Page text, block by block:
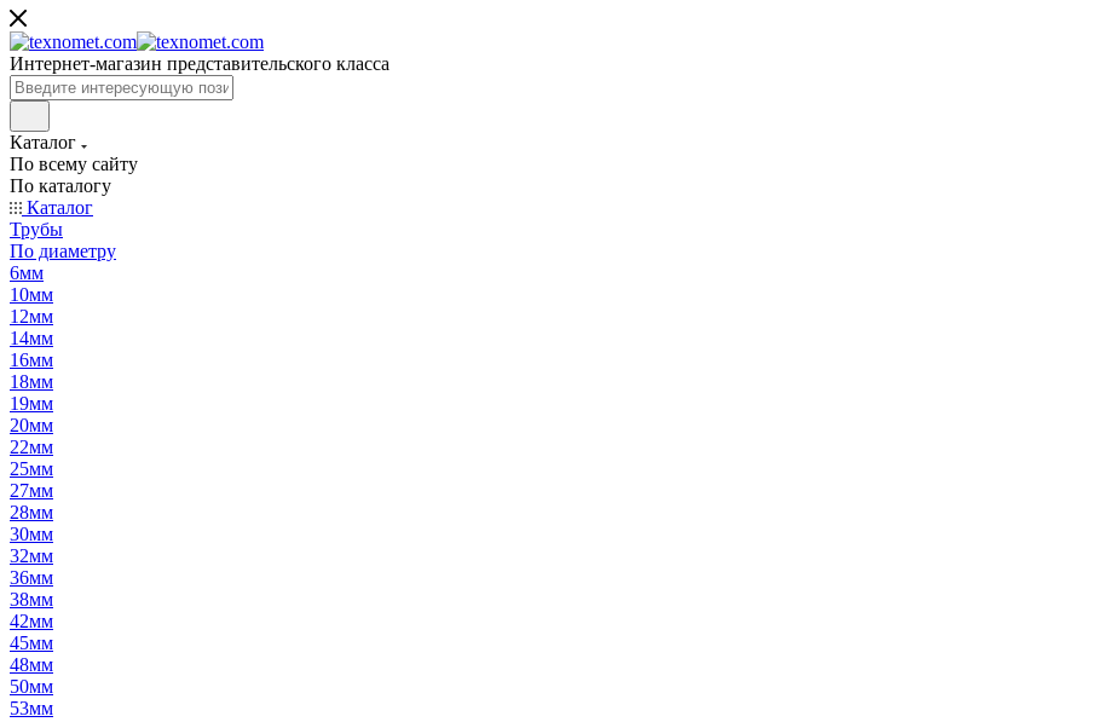
Интернет-магазин представительского класса
Каталог
По всему сайту
По каталогу
Каталог
Трубы
По диаметру
6мм
10мм
12мм
14мм
16мм
18мм
19мм
20мм
22мм
25мм
27мм
28мм
30мм
32мм
36мм
38мм
42мм
45мм
48мм
50мм
53мм